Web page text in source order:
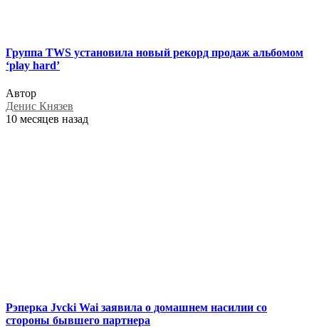
Группа TWS установила новый рекорд продаж альбомом
‘play hard’
Автор
Денис Князев
10 месяцев назад
Рэперка Jvcki Wai заявила о домашнем насилии со
стороны бывшего партнера